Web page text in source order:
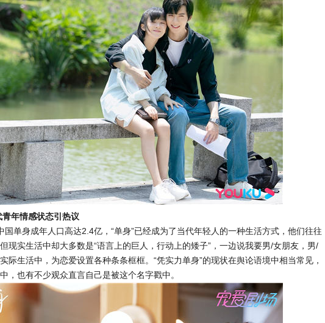
青年情感状态引热议
国单身成年人口高达2.4亿，“单身”已经成为了当代年轻人的一种生活方式，他们往往
现实生活中却大多数是“语言上的巨人，行动上的矮子”，一边说我要男/女朋友，男/
际生活中，为恋爱设置各种条条框框。“凭实力单身”的现状在舆论语境中相当常见，
，也有不少观众直言自己是被这个名字戳中。